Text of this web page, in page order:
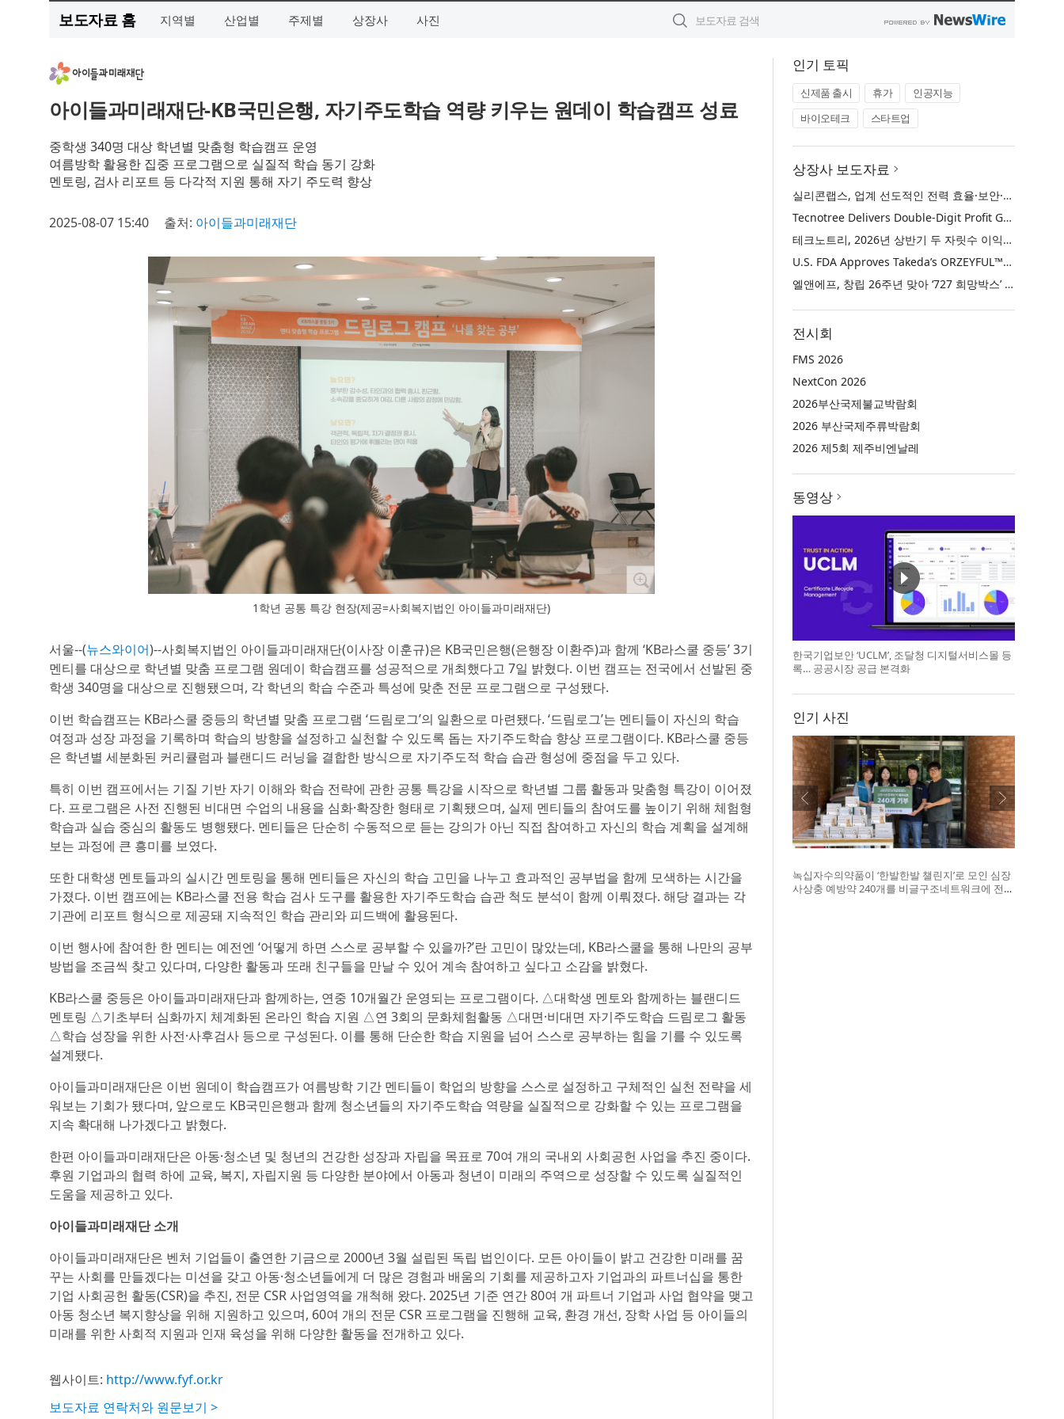
보도자료 홈 지역별 산업별 주제별 상장사 사진
아이들과미래재단-KB국민은행, 자기주도학습 역량 키우는 원데이 학습캠프 성료
중학생 340명 대상 학년별 맞춤형 학습캠프 운영
여름방학 활용한 집중 프로그램으로 실질적 학습 동기 강화
멘토링, 검사 리포트 등 다각적 지원 통해 자기 주도력 향상
2025-08-07 15:40 출처: 아이들과미래재단
1학년 공통 특강 현장(제공=사회복지법인 아이들과미래재단)
서울--(뉴스와이어)--사회복지법인 아이들과미래재단(이사장 이훈규)은 KB국민은행(은행장 이환주)과 함께 ‘KB라스쿨 중등’ 3기
멘티를 대상으로 학년별 맞춤 프로그램 원데이 학습캠프를 성공적으로 개최했다고 7일 밝혔다. 이번 캠프는 전국에서 선발된 중
학생 340명을 대상으로 진행됐으며, 각 학년의 학습 수준과 특성에 맞춘 전문 프로그램으로 구성됐다.
이번 학습캠프는 KB라스쿨 중등의 학년별 맞춤 프로그램 ‘드림로그’의 일환으로 마련됐다. ‘드림로그’는 멘티들이 자신의 학습
여정과 성장 과정을 기록하며 학습의 방향을 설정하고 실천할 수 있도록 돕는 자기주도학습 향상 프로그램이다. KB라스쿨 중등
은 학년별 세분화된 커리큘럼과 블랜디드 러닝을 결합한 방식으로 자기주도적 학습 습관 형성에 중점을 두고 있다.
특히 이번 캠프에서는 기질 기반 자기 이해와 학습 전략에 관한 공통 특강을 시작으로 학년별 그룹 활동과 맞춤형 특강이 이어졌
다. 프로그램은 사전 진행된 비대면 수업의 내용을 심화·확장한 형태로 기획됐으며, 실제 멘티들의 참여도를 높이기 위해 체험형
학습과 실습 중심의 활동도 병행됐다. 멘티들은 단순히 수동적으로 듣는 강의가 아닌 직접 참여하고 자신의 학습 계획을 설계해
보는 과정에 큰 흥미를 보였다.
또한 대학생 멘토들과의 실시간 멘토링을 통해 멘티들은 자신의 학습 고민을 나누고 효과적인 공부법을 함께 모색하는 시간을
가졌다. 이번 캠프에는 KB라스쿨 전용 학습 검사 도구를 활용한 자기주도학습 습관 척도 분석이 함께 이뤄졌다. 해당 결과는 각
기관에 리포트 형식으로 제공돼 지속적인 학습 관리와 피드백에 활용된다.
이번 행사에 참여한 한 멘티는 예전엔 ‘어떻게 하면 스스로 공부할 수 있을까?’란 고민이 많았는데, KB라스쿨을 통해 나만의 공부
방법을 조금씩 찾고 있다며, 다양한 활동과 또래 친구들을 만날 수 있어 계속 참여하고 싶다고 소감을 밝혔다.
KB라스쿨 중등은 아이들과미래재단과 함께하는, 연중 10개월간 운영되는 프로그램이다. △대학생 멘토와 함께하는 블랜디드
멘토링 △기초부터 심화까지 체계화된 온라인 학습 지원 △연 3회의 문화체험활동 △대면·비대면 자기주도학습 드림로그 활동
△학습 성장을 위한 사전·사후검사 등으로 구성된다. 이를 통해 단순한 학습 지원을 넘어 스스로 공부하는 힘을 기를 수 있도록
설계됐다.
아이들과미래재단은 이번 원데이 학습캠프가 여름방학 기간 멘티들이 학업의 방향을 스스로 설정하고 구체적인 실천 전략을 세
워보는 기회가 됐다며, 앞으로도 KB국민은행과 함께 청소년들의 자기주도학습 역량을 실질적으로 강화할 수 있는 프로그램을
지속 확대해 나가겠다고 밝혔다.
한편 아이들과미래재단은 아동·청소년 및 청년의 건강한 성장과 자립을 목표로 70여 개의 국내외 사회공헌 사업을 추진 중이다.
후원 기업과의 협력 하에 교육, 복지, 자립지원 등 다양한 분야에서 아동과 청년이 미래의 주역으로 성장할 수 있도록 실질적인
도움을 제공하고 있다.
아이들과미래재단 소개
아이들과미래재단은 벤처 기업들이 출연한 기금으로 2000년 3월 설립된 독립 법인이다. 모든 아이들이 밝고 건강한 미래를 꿈
꾸는 사회를 만들겠다는 미션을 갖고 아동·청소년들에게 더 많은 경험과 배움의 기회를 제공하고자 기업과의 파트너십을 통한
기업 사회공헌 활동(CSR)을 추진, 전문 CSR 사업영역을 개척해 왔다. 2025년 기준 연간 80여 개 파트너 기업과 사업 협약을 맺고
아동 청소년 복지향상을 위해 지원하고 있으며, 60여 개의 전문 CSR 프로그램을 진행해 교육, 환경 개선, 장학 사업 등 아이들의
미래를 위한 사회적 지원과 인재 육성을 위해 다양한 활동을 전개하고 있다.
웹사이트: http://www.fyf.or.kr
보도자료 연락처와 원문보기 >
인기 토픽
신제품 출시 휴가
인공지능
바이오테크
스타트업
상장사 보도자료
실리콘랩스, 업계 선도적인 전력 효율·보안·통합성을 갖춘 초저전력 블루투스 LE SoC ‘BG2B’ 공개
Tecnotree Delivers Double-Digit Profit Growth and Accelerated Deployment Momentum in H1 2026
테크노트리, 2026년 상반기 두 자릿수 이익 성장 및 글로벌 구축 가속화
U.S. FDA Approves Takeda’s ORZEYFUL™ (oveporexton), the First and Only Medicine to Treat the Underlying Cause of Narcolepsy Type 1
엘앤에프, 창립 26주년 맞아 ‘727 희망박스’ 나눔 캠페인 진행… 임직원과 함께 대구 지역사회 상생 실천
전시회
FMS 2026
NextCon 2026
2026부산국제불교박람회
2026 부산국제주류박람회
2026 제5회 제주비엔날레
동영상
한국기업보안 ‘UCLM’, 조달청 디지털서비스몰 등
록… 공공시장 공급 본격화
인기 사진
녹십자수의약품이 ‘한발한발 챌린지’로 모인 심장
사상충 예방약 240개를 비글구조네트워크에 전달